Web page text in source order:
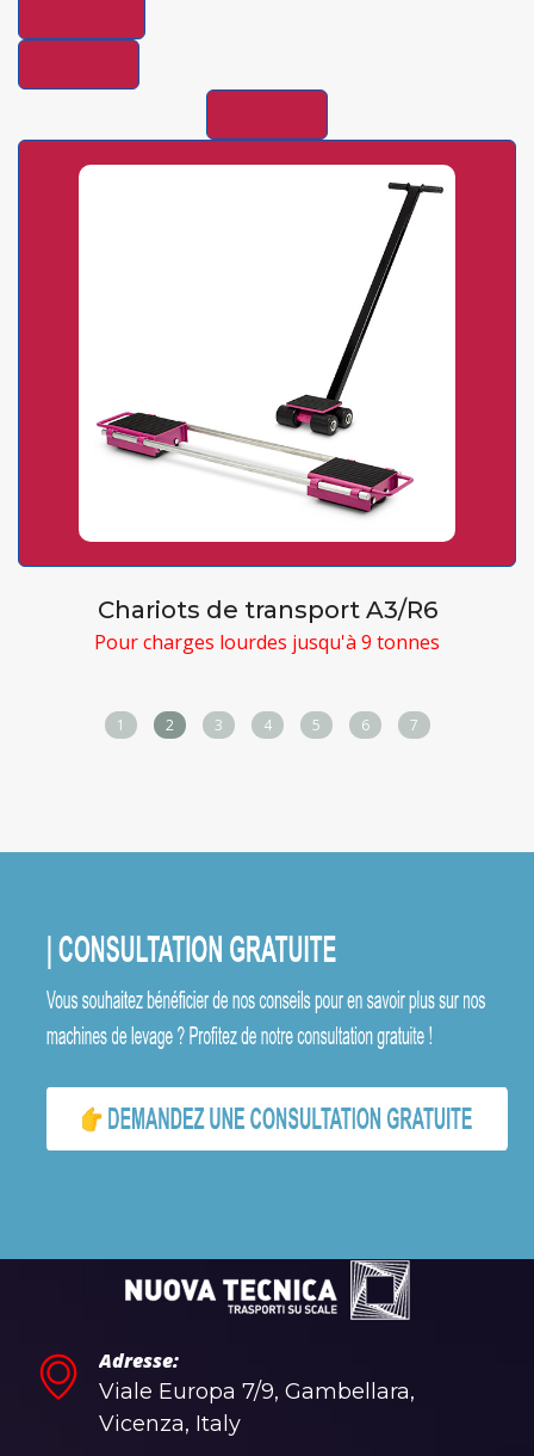
Chariots de transport A3/R6
Pour charges lourdes jusqu'à 9 tonnes
1 2 3 4 5 6 7
Adresse:
Viale Europa 7/9, Gambellara,
Vicenza, Italy